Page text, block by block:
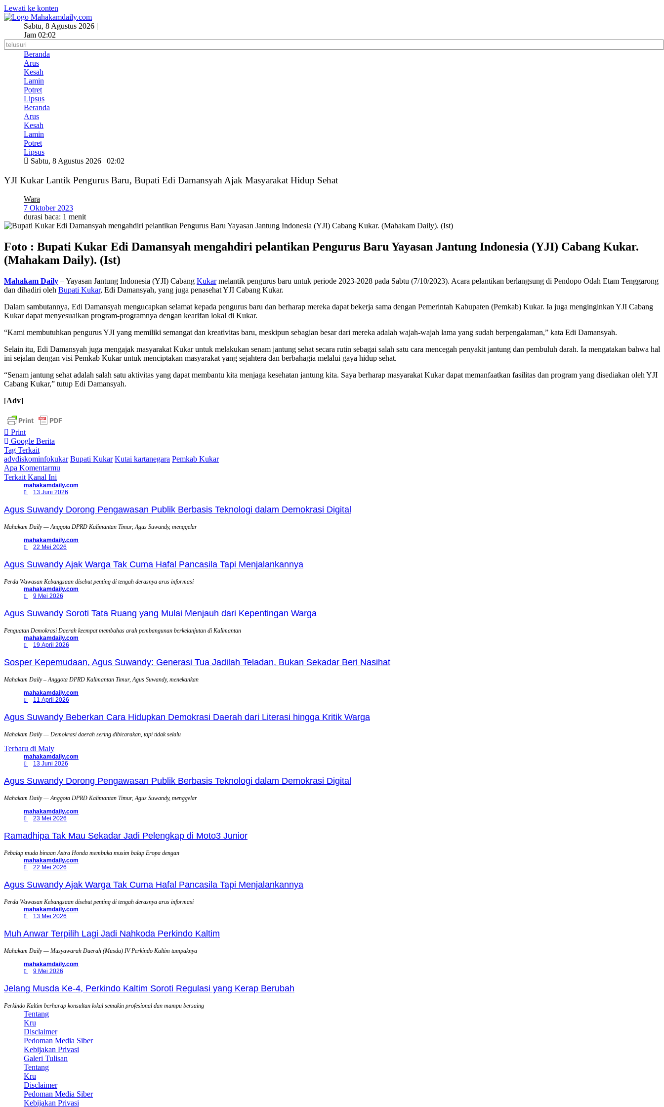
Lewati ke konten
Sabtu, 8 Agustus 2026 |
Jam 02:02
Beranda
Arus
Kesah
Lamin
Potret
Lipsus
Beranda
Arus
Kesah
Lamin
Potret
Lipsus
Sabtu, 8 Agustus 2026 | 02:02
YJI Kukar Lantik Pengurus Baru, Bupati Edi Damansyah Ajak Masyarakat Hidup Sehat
Wara
7 Oktober 2023
durasi baca: 1 menit
Foto : Bupati Kukar Edi Damansyah mengahdiri pelantikan Pengurus Baru Yayasan Jantung Indonesia (YJI) Cabang Kukar.
(Mahakam Daily). (Ist)
Mahakam Daily – Yayasan Jantung Indonesia (YJI) Cabang Kukarmelantik pengurus baru untuk periode 2023-2028 pada Sabtu (7/10/2023). Acara pelantikan berlangsung di Pendopo Odah Etam Tenggarong
dan dihadiri oleh Bupati Kukar, Edi Damansyah, yang juga penasehat YJI Cabang Kukar.
Dalam sambutannya, Edi Damansyah mengucapkan selamat kepada pengurus baru dan berharap mereka dapat bekerja sama dengan Pemerintah Kabupaten (Pemkab) Kukar. Ia juga menginginkan YJI Cabang
Kukar dapat menyesuaikan program-programnya dengan kearifan lokal di Kukar.
“Kami membutuhkan pengurus YJI yang memiliki semangat dan kreativitas baru, meskipun sebagian besar dari mereka adalah wajah-wajah lama yang sudah berpengalaman,” kata Edi Damansyah.
Selain itu, Edi Damansyah juga mengajak masyarakat Kukar untuk melakukan senam jantung sehat secara rutin sebagai salah satu cara mencegah penyakit jantung dan pembuluh darah. Ia mengatakan bahwa hal
ini sejalan dengan visi Pemkab Kukar untuk menciptakan masyarakat yang sejahtera dan berbahagia melalui gaya hidup sehat.
“Senam jantung sehat adalah salah satu aktivitas yang dapat membantu kita menjaga kesehatan jantung kita. Saya berharap masyarakat Kukar dapat memanfaatkan fasilitas dan program yang disediakan oleh YJI
Cabang Kukar,” tutup Edi Damansyah.
[Adv]
Print
Google Berita
Tag Terkait
advdiskominfokukar Bupati Kukar Kutai kartanegara Pemkab Kukar
Apa Komentarmu
Terkait Kanal Ini
mahakamdaily.com
13 Juni 2026
Agus Suwandy Dorong Pengawasan Publik Berbasis Teknologi dalam Demokrasi Digital
Mahakam Daily — Anggota DPRD Kalimantan Timur, Agus Suwandy, menggelar
mahakamdaily.com
22 Mei 2026
Agus Suwandy Ajak Warga Tak Cuma Hafal Pancasila Tapi Menjalankannya
Perda Wawasan Kebangsaan disebut penting di tengah derasnya arus informasi
mahakamdaily.com
9 Mei 2026
Agus Suwandy Soroti Tata Ruang yang Mulai Menjauh dari Kepentingan Warga
Penguatan Demokrasi Daerah keempat membahas arah pembangunan berkelanjutan di Kalimantan
mahakamdaily.com
19 April 2026
Sosper Kepemudaan, Agus Suwandy: Generasi Tua Jadilah Teladan, Bukan Sekadar Beri Nasihat
Mahakam Daily – Anggota DPRD Kalimantan Timur, Agus Suwandy, menekankan
mahakamdaily.com
11 April 2026
Agus Suwandy Beberkan Cara Hidupkan Demokrasi Daerah dari Literasi hingga Kritik Warga
Mahakam Daily — Demokrasi daerah sering dibicarakan, tapi tidak selalu
Terbaru di Maly
mahakamdaily.com
13 Juni 2026
Agus Suwandy Dorong Pengawasan Publik Berbasis Teknologi dalam Demokrasi Digital
Mahakam Daily — Anggota DPRD Kalimantan Timur, Agus Suwandy, menggelar
mahakamdaily.com
23 Mei 2026
Ramadhipa Tak Mau Sekadar Jadi Pelengkap di Moto3 Junior
Pebalap muda binaan Astra Honda membuka musim balap Eropa dengan
mahakamdaily.com
22 Mei 2026
Agus Suwandy Ajak Warga Tak Cuma Hafal Pancasila Tapi Menjalankannya
Perda Wawasan Kebangsaan disebut penting di tengah derasnya arus informasi
mahakamdaily.com
13 Mei 2026
Muh Anwar Terpilih Lagi Jadi Nahkoda Perkindo Kaltim
Mahakam Daily — Musyawarah Daerah (Musda) IV Perkindo Kaltim tampaknya
mahakamdaily.com
9 Mei 2026
Jelang Musda Ke-4, Perkindo Kaltim Soroti Regulasi yang Kerap Berubah
Perkindo Kaltim berharap konsultan lokal semakin profesional dan mampu bersaing
Tentang
Kru
Disclaimer
Pedoman Media Siber
Kebijakan Privasi
Galeri Tulisan
Tentang
Kru
Disclaimer
Pedoman Media Siber
Kebijakan Privasi